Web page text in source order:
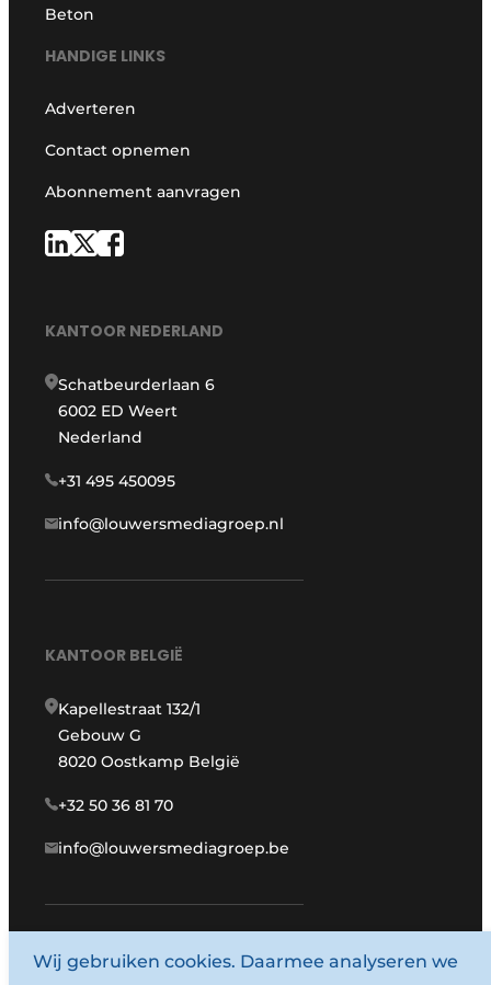
Beton
HANDIGE LINKS
Adverteren
Contact opnemen
Abonnement aanvragen
KANTOOR NEDERLAND
Schatbeurderlaan 6
6002 ED Weert
Nederland
+31 495 450095
info@louwersmediagroep.nl
KANTOOR BELGIË
Kapellestraat 132/1
Gebouw G
8020 Oostkamp België
+32 50 36 81 70
info@louwersmediagroep.be
www.louwersmediagroep.com
Wij gebruiken cookies. Daarmee analyseren we